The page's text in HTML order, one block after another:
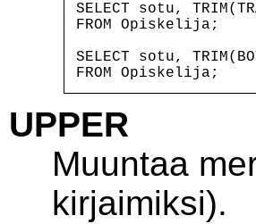
SELECT sotu,
FROM Opiskelija;
SELECT sotu,
UPPER
Muuntaa
kirjaimiksi).